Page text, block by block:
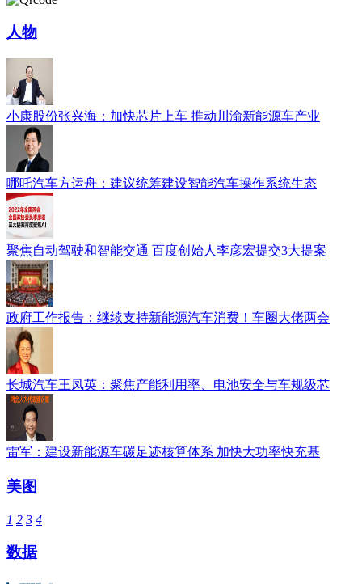
人物
小康股份张兴海：加快芯片上车 推动川渝新能源车产业
哪吒汽车方运舟：建议统筹建设智能汽车操作系统生态
聚焦自动驾驶和智能交通 百度创始人李彦宏提交3大提案
政府工作报告：继续支持新能源汽车消费！车圈大佬两会
长城汽车王凤英：聚焦产能利用率、电池安全与车规级芯
雷军：建设新能源车碳足迹核算体系 加快大功率快充基
美图
1 2 3 4
数据